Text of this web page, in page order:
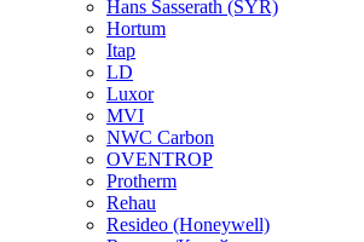
Hans Sasserath (SYR)
Hortum
Itap
LD
Luxor
MVI
NWC Carbon
OVENTROP
Protherm
Rehau
Resideo (Honeywell)